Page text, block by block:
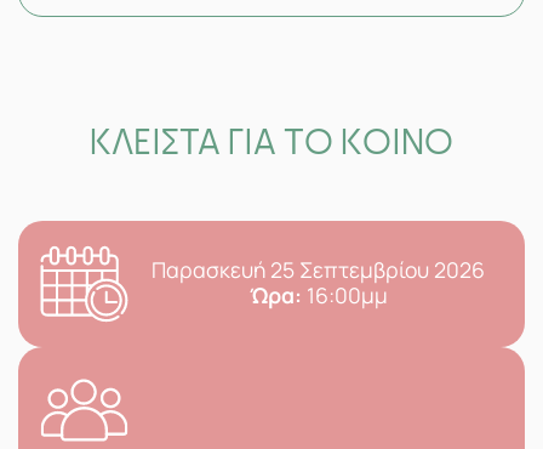
ΚΛΕΙΣΤΑ ΓΙΑ ΤΟ ΚΟΙΝΟ
Παρασκευή 25 Σεπτεμβρίου 2026
Ώρα: 16:00μμ